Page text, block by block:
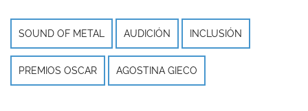
SOUND OF METAL AUDICIÓN INCLUSIÓN
PREMIOS OSCAR AGOSTINA GIECO